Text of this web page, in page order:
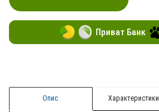
Приват Банк
Опис Характеристики